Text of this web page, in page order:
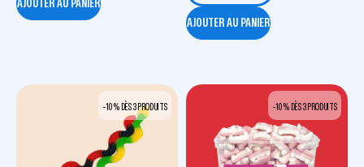
AJOUTER AU PANIER
AJOUTER AU PANIER
-10 % DÈS 3 PRODUITS -10 % DÈS 3 PRODUITS